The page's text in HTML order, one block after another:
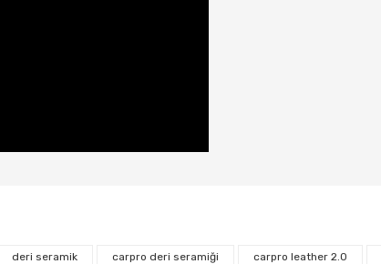
Bu ürüne ilk yorumu siz yapın!
deri seramik carpro deri seramiği carpro leather 2.0